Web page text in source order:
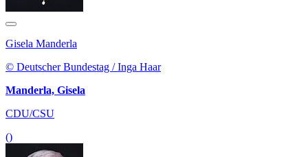
Gisela Manderla
© Deutscher Bundestag / Inga Haar
Manderla, Gisela
CDU/CSU
()